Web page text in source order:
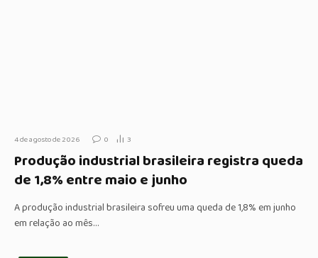
4 de agosto de 2026 0 3
Produção industrial brasileira registra queda
de 1,8% entre maio e junho
A produção industrial brasileira sofreu uma queda de 1,8% em junho
em relação ao mês…